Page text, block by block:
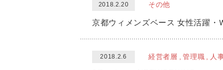
2018.2.20 その他
京都ウィメンズベース 女性活躍
2018.2.6 経営者層 管理職 人